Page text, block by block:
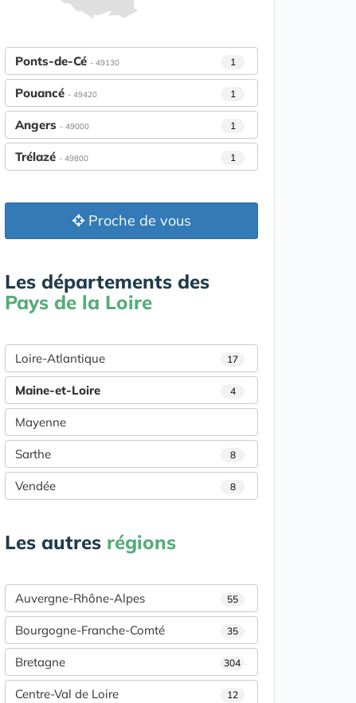
Ponts-de-Cé - 49130 1
Pouancé - 49420 1
Angers - 49000 1
Trélazé - 49800 1
Proche de vous
Les départements des
Pays de la Loire
Loire-Atlantique 17
Maine-et-Loire 4
Mayenne
Sarthe 8
Vendée 8
Les autres régions
Auvergne-Rhône-Alpes 55
Bourgogne-Franche-Comté 35
Bretagne 304
Centre-Val de Loire 12